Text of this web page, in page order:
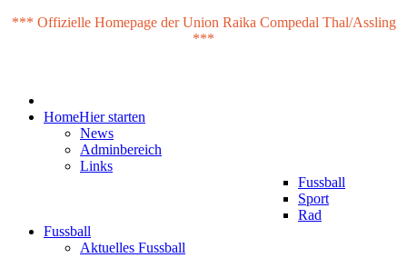
*** Offizielle Homepage der Union Raika Compedal Thal/Assling
***
HomeHier starten
News
Adminbereich
Links
Fussball
Sport
Rad
Fussball
Aktuelles Fussball